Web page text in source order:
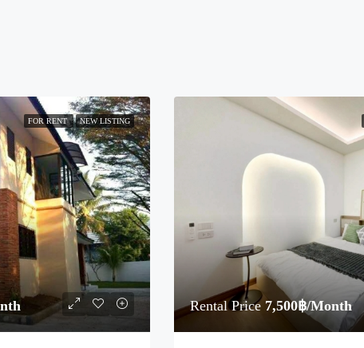
FOR RENT NEW LISTING
Rental Price 7,500฿/Month